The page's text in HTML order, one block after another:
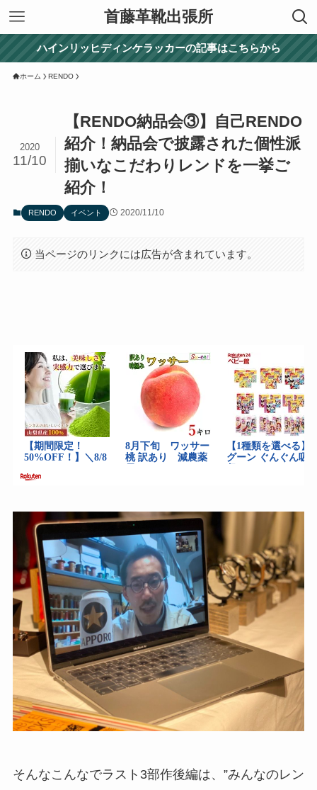
首藤革靴出張所
ハインリッヒディンケラッカーの記事はこちらから
ホーム RENDO
【RENDO納品会③】自己RENDO
紹介！納品会で披露された個性派
揃いなこだわりレンドを一挙ご
紹介！
2020
11/10
RENDO イベント 2020/11/10
当ページのリンクには広告が含まれています。
そんなこんなでラスト3部作後編は、”みんなのレン